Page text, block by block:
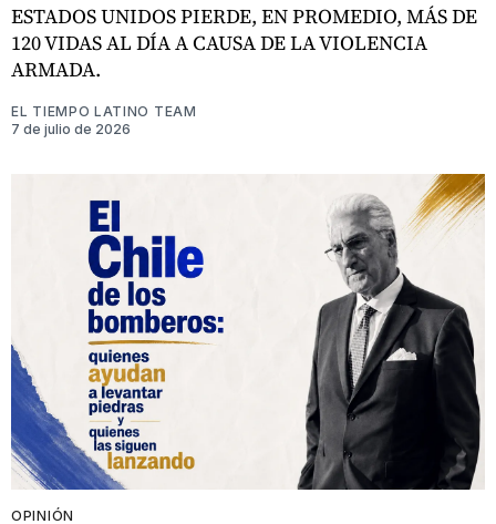
ESTADOS UNIDOS PIERDE, EN PROMEDIO, MÁS DE
120 VIDAS AL DÍA A CAUSA DE LA VIOLENCIA
ARMADA.
EL TIEMPO LATINO TEAM
7 de julio de 2026
OPINIÓN